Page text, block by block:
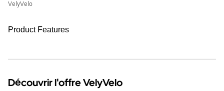
VelyVelo
Product Features
Découvrir l'offre VelyVelo